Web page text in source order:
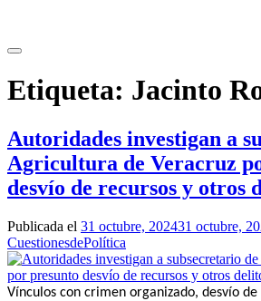
contenido
Etiqueta: Jacinto
Autoridades investigan a
Agricultura de Veracruz
desvío de recursos y otros
Publicada el 31 octubre, 202431 octubre,
CuestionesdePolítica
Vínculos con crimen organizado, desvío